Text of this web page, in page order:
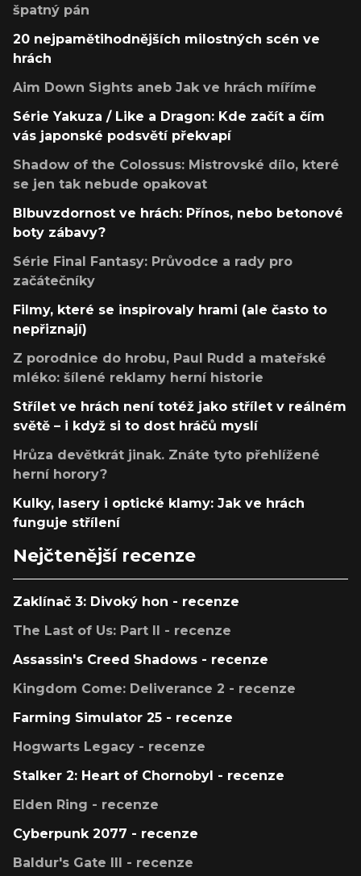
špatný pán
20 nejpamětihodnějších milostných scén ve
hrách
Aim Down Sights aneb Jak ve hrách míříme
Série Yakuza / Like a Dragon: Kde začít a čím
vás japonské podsvětí překvapí
Shadow of the Colossus: Mistrovské dílo, které
se jen tak nebude opakovat
Blbuvzdornost ve hrách: Přínos, nebo betonové
boty zábavy?
Série Final Fantasy: Průvodce a rady pro
začátečníky
Filmy, které se inspirovaly hrami (ale často to
nepřiznají)
Z porodnice do hrobu, Paul Rudd a mateřské
mléko: šílené reklamy herní historie
Střílet ve hrách není totéž jako střílet v reálném
světě – i když si to dost hráčů myslí
Hrůza devětkrát jinak. Znáte tyto přehlížené
herní horory?
Kulky, lasery i optické klamy: Jak ve hrách
funguje střílení
Nejčtenější recenze
Zaklínač 3: Divoký hon - recenze
The Last of Us: Part II - recenze
Assassin's Creed Shadows - recenze
Kingdom Come: Deliverance 2 - recenze
Farming Simulator 25 - recenze
Hogwarts Legacy - recenze
Stalker 2: Heart of Chornobyl - recenze
Elden Ring - recenze
Cyberpunk 2077 - recenze
Baldur's Gate III - recenze